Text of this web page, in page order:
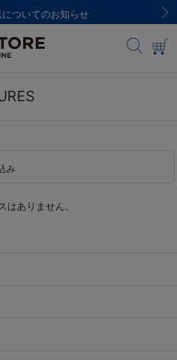
ついてのお知らせ
み
はありません。